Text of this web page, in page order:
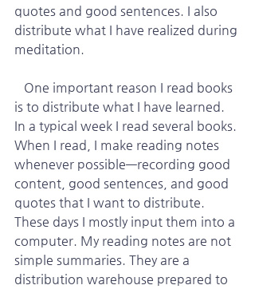
quotes and good sentences. I also
distribute what I have realized during
meditation.
is to distribute what I have learned.
In a typical week I read several books.
When I read, I make reading notes
whenever possible—recording good
content, good sentences, and good
quotes that I want to distribute.
These days I mostly input them into a
computer. My reading notes are not
simple summaries. They are a
distribution warehouse prepared to